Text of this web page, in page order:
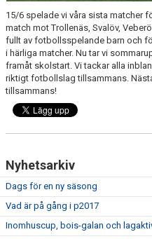
15/6 spelade vi våra sista matcher
match mot Trollenäs, Svalöv,
fullt av fotbollsspelande barn och
i härliga matcher. Nu tar vi
framåt skolstart. Vi tackar alla
riktigt fotbollslag tillsammans.
tillsammans!
Nyhetsarkiv
Dags för en ny säsong
Vad är på gång i p2017
Inomhuscup, bois-galan och